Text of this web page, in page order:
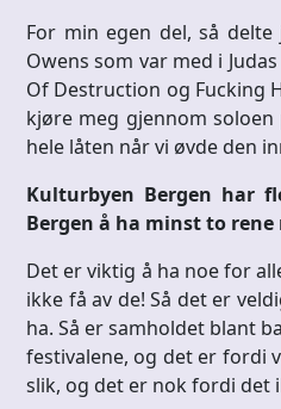
For min egen del, så
Owens som var med i
Of Destruction og Fucking
kjøre meg gjennom
hele låten når vi øvde den
Kulturbyen Bergen har
Bergen å ha minst to
Det er viktig å ha noe for
ikke få av de! Så det er
ha. Så er samholdet blant
festivalene, og det er fordi
slik, og det er nok fordi det